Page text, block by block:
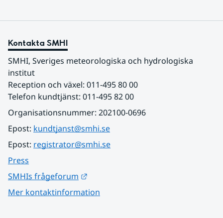
Kontakta SMHI
SMHI, Sveriges meteorologiska och hydrologiska
institut
Reception och växel: 011-495 80 00
Telefon kundtjänst: 011-495 82 00
Organisationsnummer: 202100-0696
Epost: kundtjanst@smhi.se
Epost: registrator@smhi.se
Press
SMHIs frågeforum
Mer kontaktinformation